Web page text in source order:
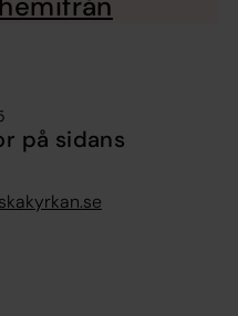
på sidans